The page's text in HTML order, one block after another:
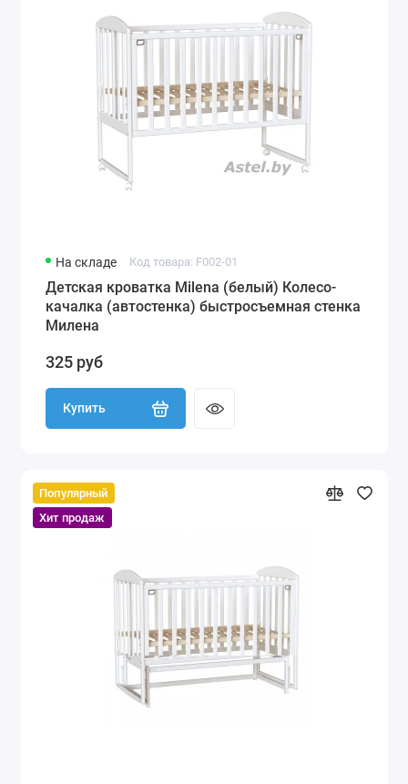
На складе Код товара: F002-01
Детская кроватка Milena (белый) Колесо-
качалка (автостенка) быстросъемная стенка
Милена
325 руб
Купить
Популярный
Хит продаж